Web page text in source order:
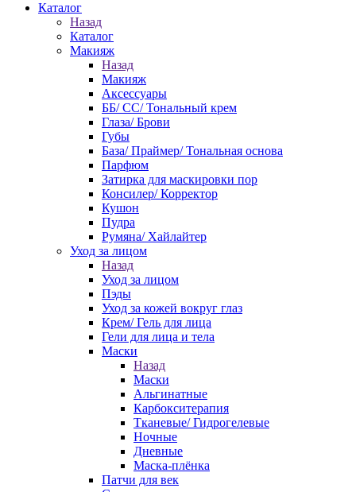
Каталог
Назад
Каталог
Макияж
Назад
Макияж
Аксессуары
ББ/ СС/ Тональный крем
Глаза/ Брови
Губы
База/ Праймер/ Тональная основа
Парфюм
Затирка для маскировки пор
Консилер/ Корректор
Кушон
Пудра
Румяна/ Хайлайтер
Уход за лицом
Назад
Уход за лицом
Пэды
Уход за кожей вокруг глаз
Крем/ Гель для лица
Гели для лица и тела
Маски
Назад
Маски
Альгинатные
Карбокситерапия
Тканевые/ Гидрогелевые
Ночные
Дневные
Маска-плёнка
Патчи для век